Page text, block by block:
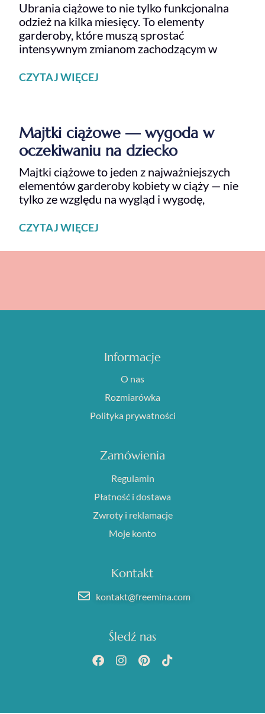
Ubrania ciążowe to nie tylko funkcjonalna
odzież na kilka miesięcy. To elementy
garderoby, które muszą sprostać
intensywnym zmianom zachodzącym w
CZYTAJ WIĘCEJ
Majtki ciążowe — wygoda w
oczekiwaniu na dziecko
Majtki ciążowe to jeden z najważniejszych
elementów garderoby kobiety w ciąży — nie
tylko ze względu na wygląd i wygodę,
CZYTAJ WIĘCEJ
Informacje
O nas
Rozmiarówka
Polityka prywatności
Zamówienia
Regulamin
Płatność i dostawa
Zwroty i reklamacje
Moje konto
Kontakt
kontakt@freemina.com
Śledź nas